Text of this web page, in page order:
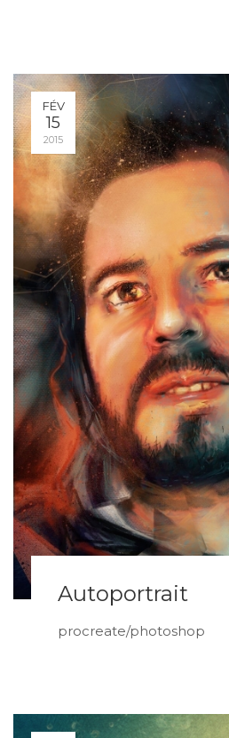
FÉV
15
2015
Autoportrait
procreate/photoshop